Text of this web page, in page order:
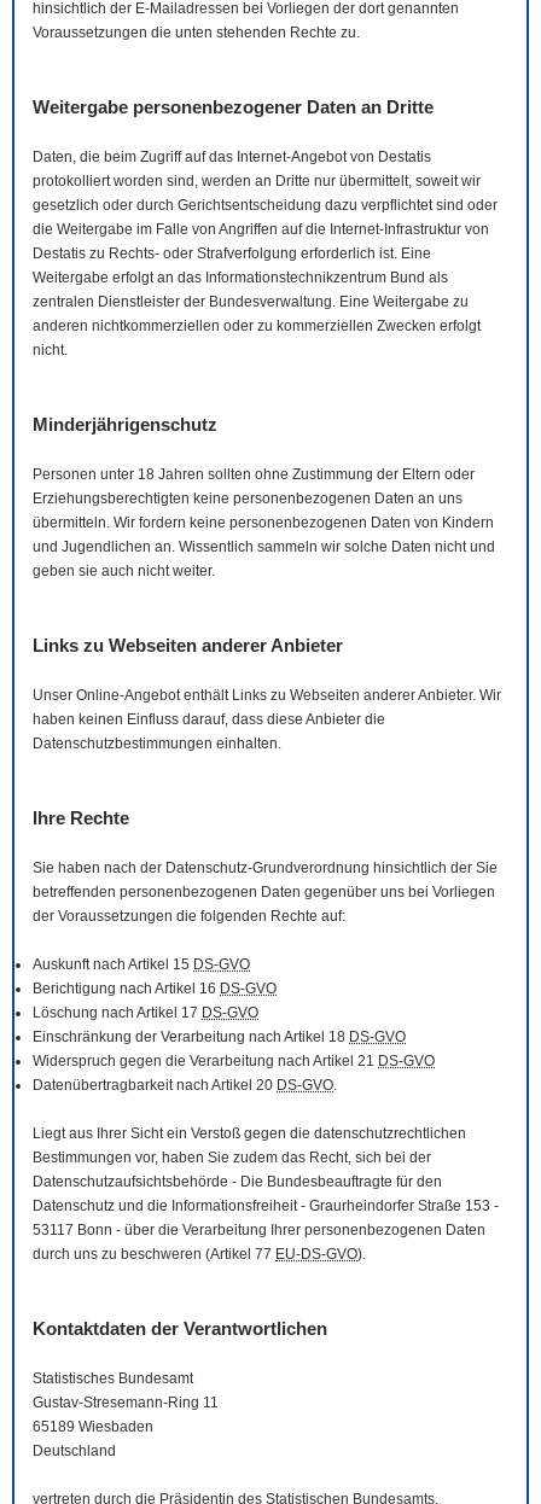
hinsichtlich der E-Mail adressen bei Vorliegen der dort genannten
Voraussetzungen die unten stehenden Rechte zu.
Weitergabe personenbezogener Daten an Dritte
Daten, die beim Zugriff auf das Internet-Angebot von Destatis
protokolliert worden sind, werden an Dritte nur übermittelt, soweit wir
gesetzlich oder durch Gerichtsentscheidung dazu verpflichtet sind oder
die Weitergabe im Falle von Angriffen auf die Internet-Infrastruktur von
Destatis zu Rechts- oder Strafverfolgung erforderlich ist. Eine
Weitergabe erfolgt an das Informationstechnikzentrum Bund als
zentralen Dienstleister der Bundesverwaltung. Eine Weitergabe zu
anderen nichtkommerziellen oder zu kommerziellen Zwecken erfolgt
nicht.
Minderjährigenschutz
Personen unter 18 Jahren sollten ohne Zustimmung der Eltern oder
Erziehungsberechtigten keine personenbezogenen Daten an uns
übermitteln. Wir fordern keine personenbezogenen Daten von Kindern
und Jugendlichen an. Wissentlich sammeln wir solche Daten nicht und
geben sie auch nicht weiter.
Links zu Webseiten anderer Anbieter
Unser Online-Angebot enthält Links zu Webseiten anderer Anbieter. Wir
haben keinen Einfluss darauf, dass diese Anbieter die
Datenschutzbestimmungen einhalten.
Ihre Rechte
Sie haben nach der Datenschutz-Grundverordnung hinsichtlich der Sie
betreffenden personenbezogenen Daten gegenüber uns bei Vorliegen
der Voraussetzungen die folgenden Rechte auf:
Auskunft nach Artikel 15 DS-GVO
Berichtigung nach Artikel 16 DS-GVO
Löschung nach Artikel 17 DS-GVO
Einschränkung der Verarbeitung nach Artikel 18 DS-GVO
Widerspruch gegen die Verarbeitung nach Artikel 21 DS-GVO
Datenübertragbarkeit nach Artikel 20 DS-GVO.
Liegt aus Ihrer Sicht ein Verstoß gegen die datenschutzrechtlichen
Bestimmungen vor, haben Sie zudem das Recht, sich bei der
Datenschutzaufsichtsbehörde - Die Bundesbeauftragte für den
Datenschutz und die Informationsfreiheit - Graurheindorfer Straße 153 -
53117 Bonn - über die Verarbeitung Ihrer personenbezogenen Daten
durch uns zu beschweren (Artikel 77 EU-DS-GVO).
Kontaktdaten der Verantwortlichen
Statistisches Bundesamt
Gustav-Stresemann-Ring 11
65189 Wiesbaden
Deutschland
vertreten durch die Präsidentin des Statistischen Bundesamts.